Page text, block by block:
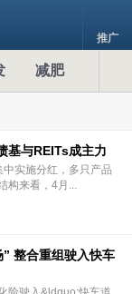
推广
减肥
基与REITs成主力
实施分红，多只产品
构来看，4月...
整合重组驶入快车